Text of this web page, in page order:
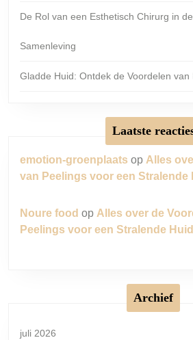
De Rol van een Esthetisch Chirurg in
Samenleving
Gladde Huid: Ontdek de Voordelen van
Laatste
emotion-groenplaats op Alles
van Peelings voor een Stralende
Noure food op Alles over de
Peelings voor een Stralende Huid
Archief
juli 2026